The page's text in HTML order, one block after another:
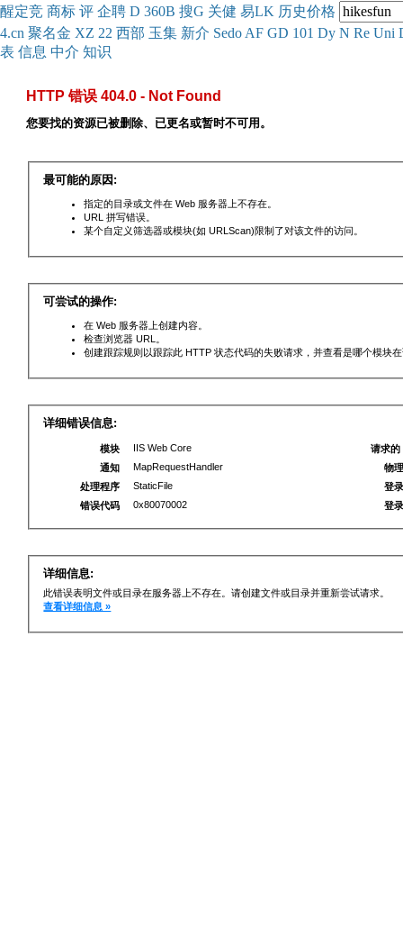
醒定竞 商标 评 企聘 D 360B 搜G 关健 易LK 历史价格
4.cn 聚名金 XZ 22 西部 玉集 新介 Sedo AF GD 101 Dy N Re Uni
表 信息 中介 知识